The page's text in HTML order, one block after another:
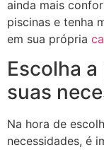
ainda mais
piscinas e tenha
em sua própria
Escolha
suas
Na hora de
necessidades, é